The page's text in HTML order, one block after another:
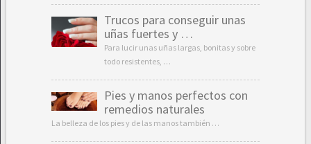
Trucos para conseguir unas
uñas fuertes y …
Para lucir unas uñas largas, bonitas y sobre
todo resistentes, …
Pies y manos perfectos con
remedios naturales
La belleza de los pies y de las manos también …